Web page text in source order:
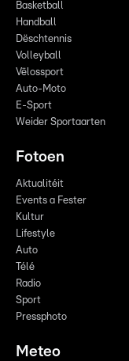
Basketball
Handball
Dëschtennis
Volleyball
Vëlossport
Auto-Moto
E-Sport
Weider Sportaarten
Fotoen
Aktualitéit
Events a Fester
Kultur
Lifestyle
Auto
Télé
Radio
Sport
Pressphoto
Meteo